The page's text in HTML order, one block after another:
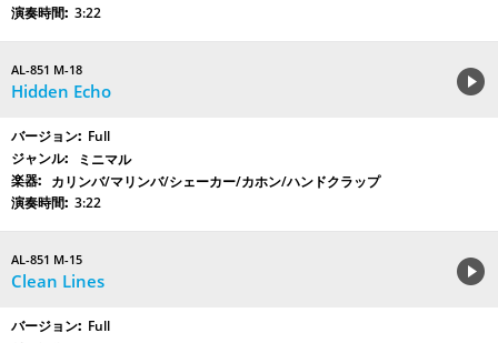
3:22
AL-851 M-18
Hidden Echo
Full
ミニマル
カリンバ/マリンバ/シェーカー/カホン/ハンドクラップ
3:22
AL-851 M-15
Clean Lines
Full